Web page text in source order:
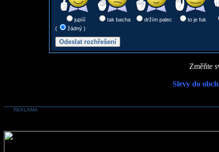
jupííí tak bacha držím palec
to je fuk
(
žádný )
Změňte
Slevy do
REKLAMA